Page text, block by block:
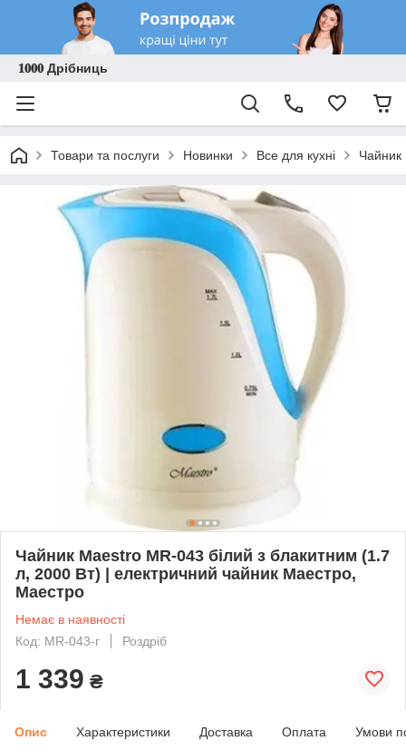
𝟏𝟎𝟎𝟎 Дрібниць
Товари та послуги Новинки Все для кухні Чайник
Чайник Maestro MR-043 білий з блакитним (1.7
л, 2000 Вт) | електричний чайник Маестро,
Маестро
Немає в наявності
Код: MR-043-г
Роздріб
1 339 ₴
Опис Характеристики Доставка Оплата Умови